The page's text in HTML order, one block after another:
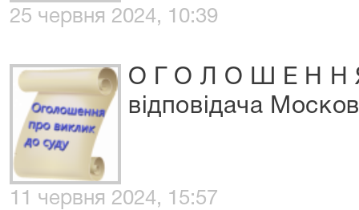
25 червня 2024, 10:39
О Г О Л О Ш Е Н Н Я
відповідача
11 червня 2024, 15:57